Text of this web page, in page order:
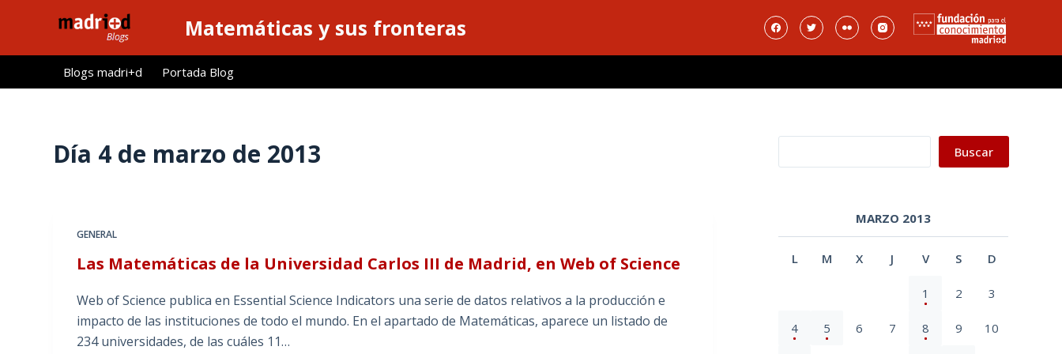
l
Matemáticas y sus fronteras
Blogs madri+d Portada Blog
Día 4 de marzo de 2013
GENERAL
Las Matemáticas de la Universidad Carlos III de Madrid, en Web of Science
Web of Science publica en Essential Science Indicators una serie de datos relativos a la producción e
impacto de las instituciones de todo el mundo. En el apartado de Matemáticas, aparece un listado de
234 universidades, de las cuáles 11…
Buscar
MARZO 2013
L M X J V S D
1 2 3
4 5 6 7 8 9 10